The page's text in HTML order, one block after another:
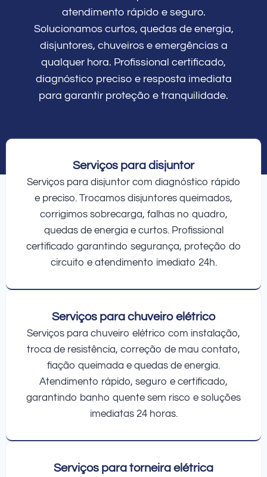
atendimento rápido e seguro.
Solucionamos curtos, quedas de energia,
disjuntores, chuveiros e emergências a
qualquer hora. Profissional certificado,
diagnóstico preciso e resposta imediata
para garantir proteção e tranquilidade.
Serviços para disjuntor
Serviços para disjuntor com diagnóstico rápido
e preciso. Trocamos disjuntores queimados,
corrigimos sobrecarga, falhas no quadro,
quedas de energia e curtos. Profissional
certificado garantindo segurança, proteção do
circuito e atendimento imediato 24h.
Serviços para chuveiro elétrico
Serviços para chuveiro elétrico com instalação,
troca de resistência, correção de mau contato,
fiação queimada e quedas de energia.
Atendimento rápido, seguro e certificado,
garantindo banho quente sem risco e soluções
imediatas 24 horas.
Serviços para torneira elétrica